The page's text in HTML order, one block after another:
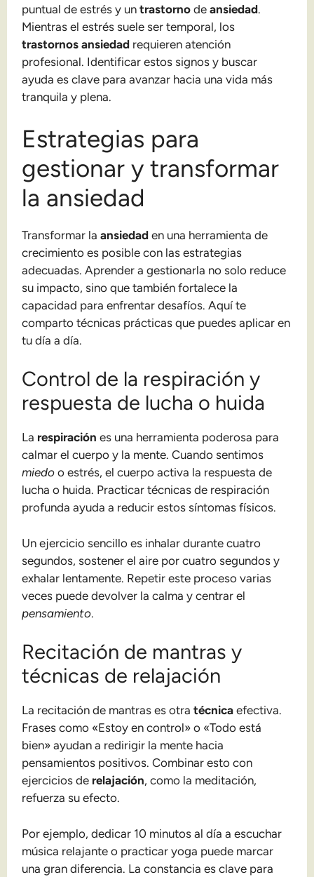
puntual de estrés y untrastorno deansiedad.
Mientras el estrés suele ser temporal, los
trastornos ansiedad requieren atención
profesional. Identificar estos signos y buscar
ayuda es clave para avanzar hacia una vida más
tranquila y plena.
Estrategias para
gestionar y transformar
la ansiedad
Transformar laansiedad en una herramienta de
crecimiento es posible con las estrategias
adecuadas. Aprender a gestionarla no solo reduce
su impacto, sino que también fortalece la
capacidad para enfrentar desafíos. Aquí te
comparto técnicas prácticas que puedes aplicar en
tu día a día.
Control de la respiración y
respuesta de lucha o huida
La respiración es una herramienta poderosa para
calmar el cuerpo y la mente. Cuando sentimos
miedo o estrés, el cuerpo activa la respuesta de
lucha o huida. Practicar técnicas de respiración
profunda ayuda a reducir estos síntomas físicos.
Un ejercicio sencillo es inhalar durante cuatro
segundos, sostener el aire por cuatro segundos y
exhalar lentamente. Repetir este proceso varias
veces puede devolver la calma y centrar el
pensamiento.
Recitación de mantras y
técnicas de relajación
La recitación de mantras es otratécnica efectiva.
Frases como «Estoy en control» o «Todo está
bien» ayudan a redirigir la mente hacia
pensamientos positivos. Combinar esto con
ejercicios de relajación, como la meditación,
refuerza su efecto.
Por ejemplo, dedicar 10 minutos al día a escuchar
música relajante o practicar yoga puede marcar
una gran diferencia. La constancia es clave para